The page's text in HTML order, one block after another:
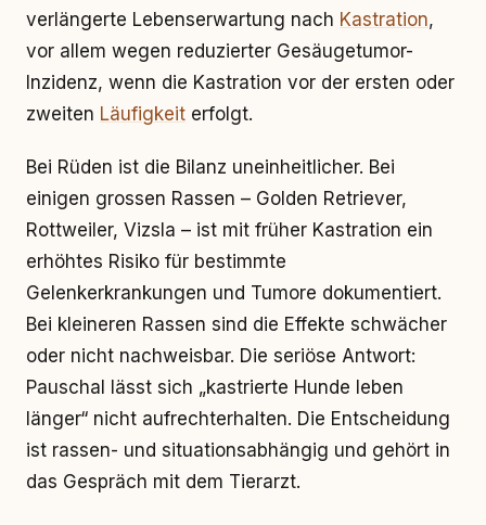
verlängerte Lebenserwartung nach Kastration,
vor allem wegen reduzierter Gesäugetumor-
Inzidenz, wenn die Kastration vor der ersten oder
zweiten Läufigkeit erfolgt.
Bei Rüden ist die Bilanz uneinheitlicher. Bei
einigen grossen Rassen – Golden Retriever,
Rottweiler, Vizsla – ist mit früher Kastration ein
erhöhtes Risiko für bestimmte
Gelenkerkrankungen und Tumore dokumentiert.
Bei kleineren Rassen sind die Effekte schwächer
oder nicht nachweisbar. Die seriöse Antwort:
Pauschal lässt sich „kastrierte Hunde leben
länger“ nicht aufrechterhalten. Die Entscheidung
ist rassen- und situationsabhängig und gehört in
das Gespräch mit dem Tierarzt.